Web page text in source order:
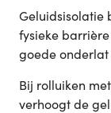
Geluidsisolatie
fysieke
goede
Bij rolluiken met
verhoogt de